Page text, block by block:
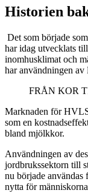
Historien
Det som började
har idag utvecklats
inomhusklimat och
har användningen
FRÅN KOR
Marknaden för
som en
bland mjölkkor.
Användningen av
jordbrukssektorn till
nu började användas
nytta för